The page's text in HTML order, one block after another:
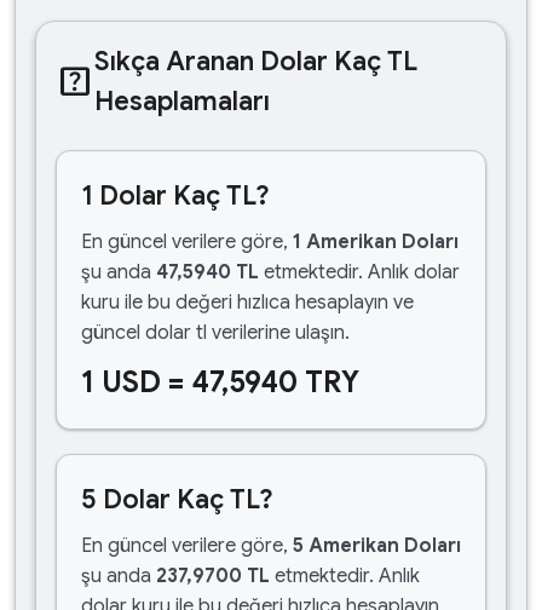
help_centerSıkça Aranan Dolar Kaç TL
Hesaplamaları
1 Dolar Kaç TL?
En güncel verilere göre, 1 Amerikan Doları
şu anda 47,5940 TL etmektedir. Anlık dolar
kuru ile bu değeri hızlıca hesaplayın ve
güncel dolar tl verilerine ulaşın.
1 USD = 47,5940 TRY
5 Dolar Kaç TL?
En güncel verilere göre, 5 Amerikan Doları
şu anda 237,9700 TL etmektedir. Anlık